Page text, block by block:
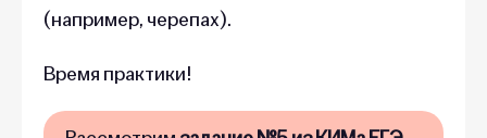
(например, черепах).
Время практики!